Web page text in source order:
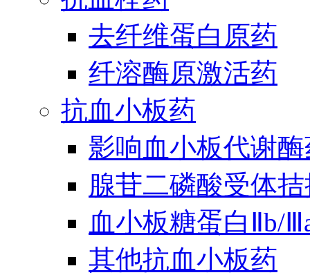
去纤维蛋白原药
纤溶酶原激活药
抗血小板药
影响血小板代谢
腺苷二磷酸受体
血小板糖蛋白Ⅱb/
其他抗血小板药